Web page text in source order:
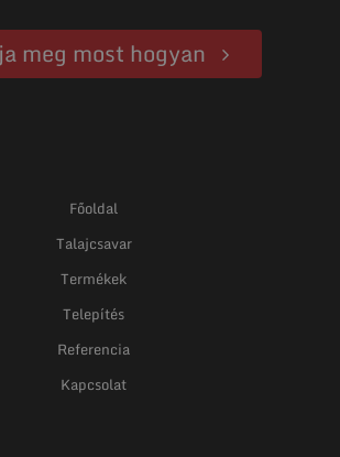
meg most hogyan
Főoldal
Talajcsavar
Termékek
Telepítés
Referencia
Kapcsolat